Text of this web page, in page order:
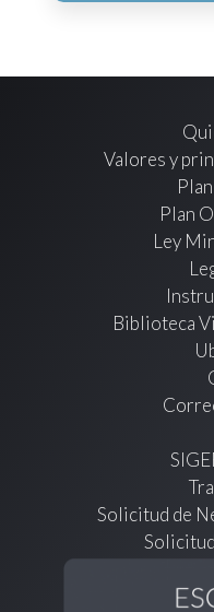
Valores y
Plan
Ley
Biblioteca
Solicitud de